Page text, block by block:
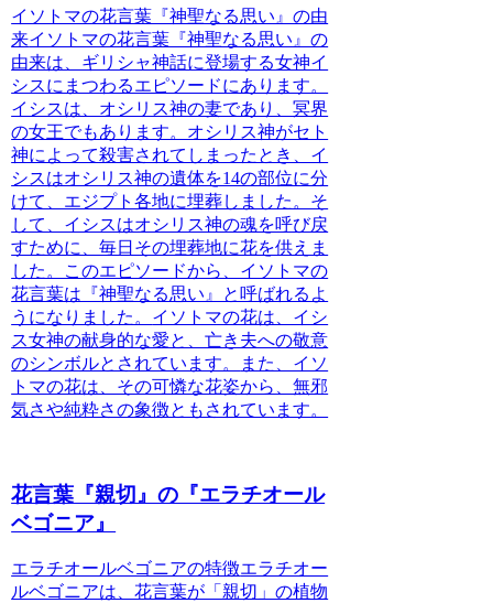
イソトマの花言葉『神聖なる思い』の由
来イソトマの花言葉『神聖なる思い』の
由来は、ギリシャ神話に登場する女神イ
シスにまつわるエピソードにあります。
イシスは、オシリス神の妻であり、冥界
の女王でもあります。オシリス神がセト
神によって殺害されてしまったとき、イ
シスはオシリス神の遺体を14の部位に分
けて、エジプト各地に埋葬しました。そ
して、イシスはオシリス神の魂を呼び戻
すために、毎日その埋葬地に花を供えま
した。このエピソードから、イソトマの
花言葉は『神聖なる思い』と呼ばれるよ
うになりました。 イソトマの花は、イシ
ス女神の献身的な愛と、亡き夫への敬意
のシンボルとされています。
また、イソ
トマの花は、その可憐な花姿から、無邪
気さや純粋さの象徴ともされています。
花言葉『親切』の『エラチオール
ベゴニア』
エラチオールベゴニアの特徴エラチオー
ルベゴニアは、花言葉が「親切」の植物